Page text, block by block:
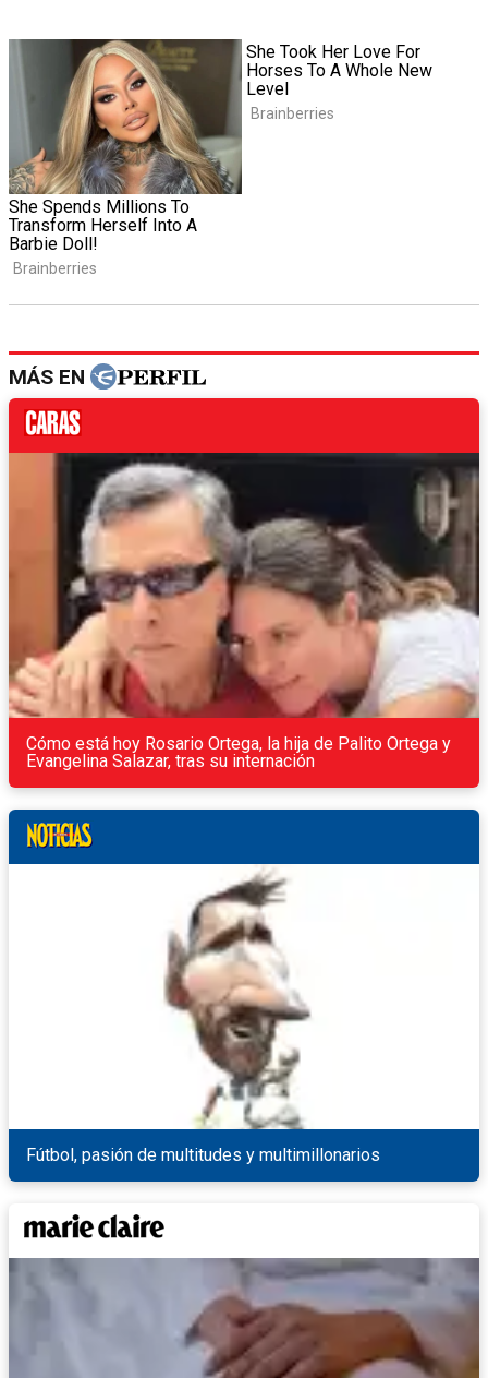
MÁS EN
Cómo está hoy Rosario Ortega, la hija de Palito Ortega y
Evangelina Salazar, tras su internación
Fútbol, pasión de multitudes y multimillonarios